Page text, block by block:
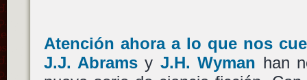
Atención ahora a lo que nos
J.J. Abramsy J.H. Wyman han